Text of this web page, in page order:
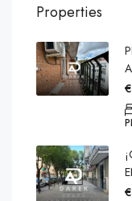
Properties